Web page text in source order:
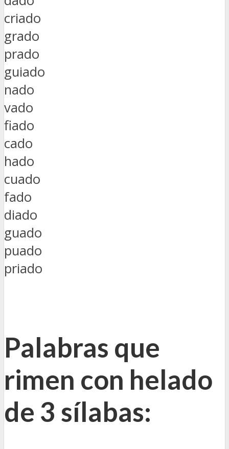
criado
grado
prado
guiado
nado
vado
fiado
cado
hado
cuado
fado
diado
guado
puado
priado
Palabras que
rimen con helado
de 3 sílabas: